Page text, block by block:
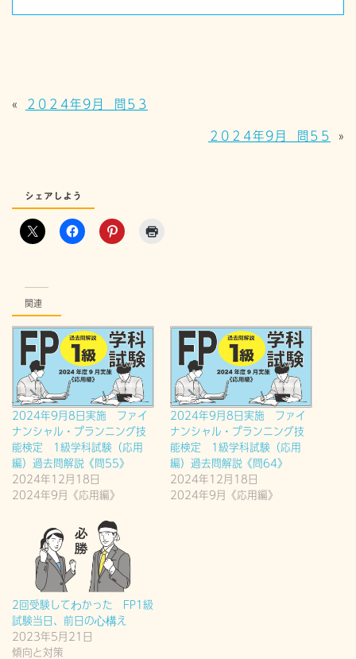
« ２０２４年９月 問５３
２０２４年９月 問５５ »
シェアしよう
関連
2024年9月8日実施 ファイ
ナンシャル・プランニング技
能検定 1級学科試験（応用
編）過去問解説《問55》
2024年12月18日
2024年9月《応用編》
2024年9月8日実施 ファイ
ナンシャル・プランニング技
能検定 1級学科試験（応用
編）過去問解説《問64》
2024年12月18日
2024年9月《応用編》
2回受験してわかった FP1級
試験当日、前日の心構え
2023年5月21日
傾向と対策